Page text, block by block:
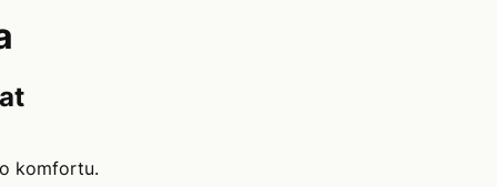
komfortu.